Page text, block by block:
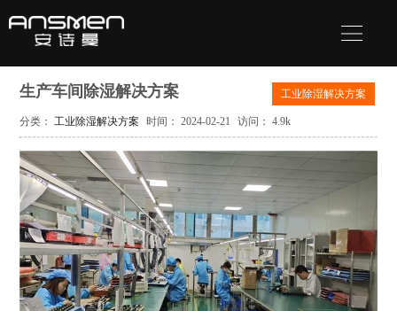
工业除湿解决方案
生产车间除湿解决方案
分类：工业除湿解决方案 时间： 2024-02-21 访问： 4.9k